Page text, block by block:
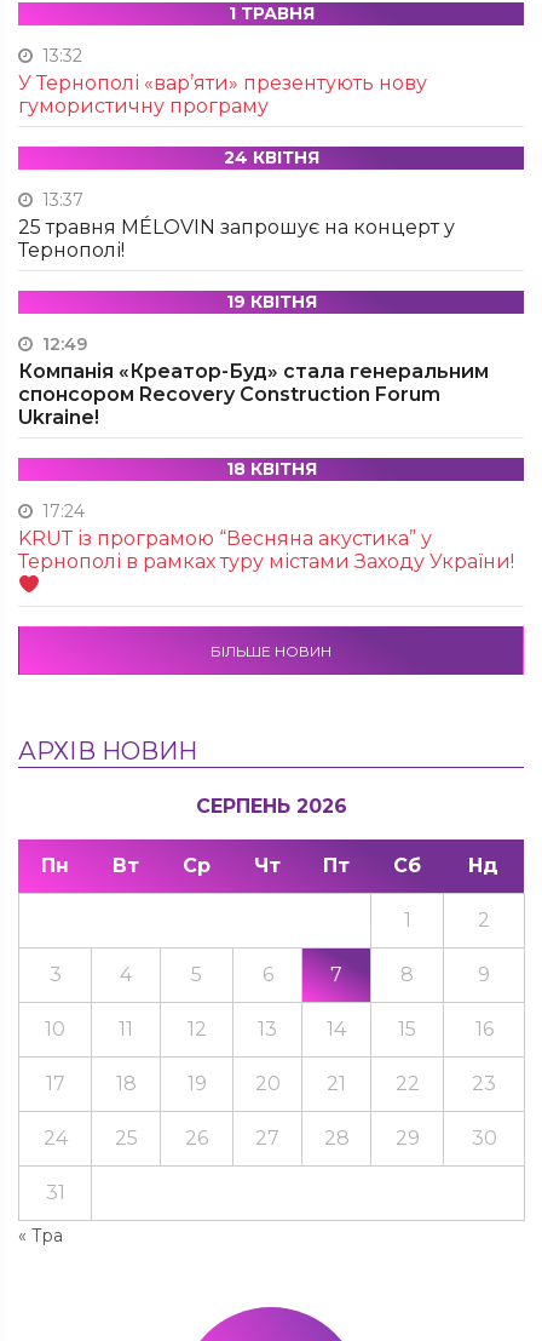
1 ТРАВНЯ
13:32
У Тернополі «вар’яти» презентують нову
гумористичну програму
24 КВІТНЯ
13:37
25 травня MÉLOVIN запрошує на концерт у
Тернополі!
19 КВІТНЯ
12:49
Компанія «Креатор-Буд» стала генеральним
спонсором Recovery Construction Forum
Ukraine!
18 КВІТНЯ
17:24
KRUТ із програмою “Весняна акустика” у
Тернополі в рамках туру містами Заходу України!
БІЛЬШЕ НОВИН
АРХІВ НОВИН
СЕРПЕНЬ 2026
Пн Вт Ср Чт Пт Сб Нд
« Тра
1 2
3 4 5 6 7 8 9
10 11 12 13 14 15 16
17 18 19 20 21 22 23
24 25 26 27 28 29 30
31